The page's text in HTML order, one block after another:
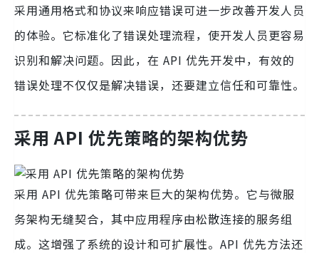
采用通用格式和协议来响应错误可进一步改善开发人员
的体验。它标准化了错误处理流程，使开发人员更容易
识别和解决问题。因此，在 API 优先开发中，有效的
错误处理不仅仅是解决错误，还要建立信任和可靠性。
采用 API 优先策略的架构优势
采用 API 优先策略可带来巨大的架构优势。它与微服
务架构无缝契合，其中应用程序由松散连接的服务组
成。这增强了系统的设计和可扩展性。API 优先方法还